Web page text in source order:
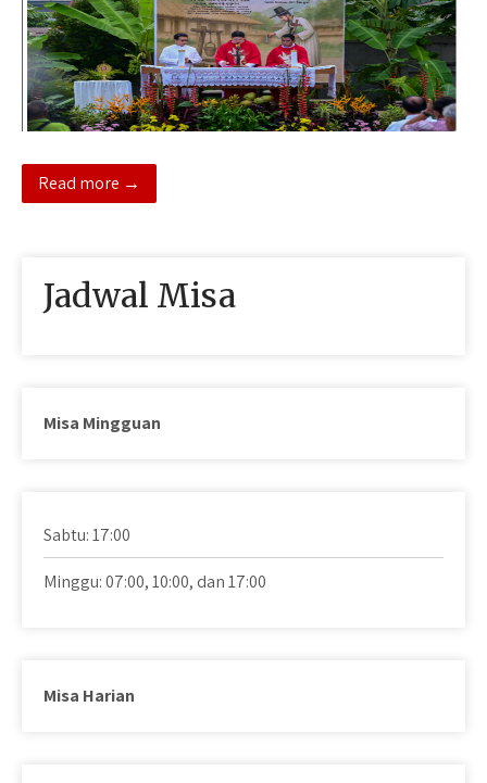
Read more →
Jadwal Misa
Misa Mingguan
Sabtu: 17:00
Minggu: 07:00, 10:00, dan 17:00
Misa Harian